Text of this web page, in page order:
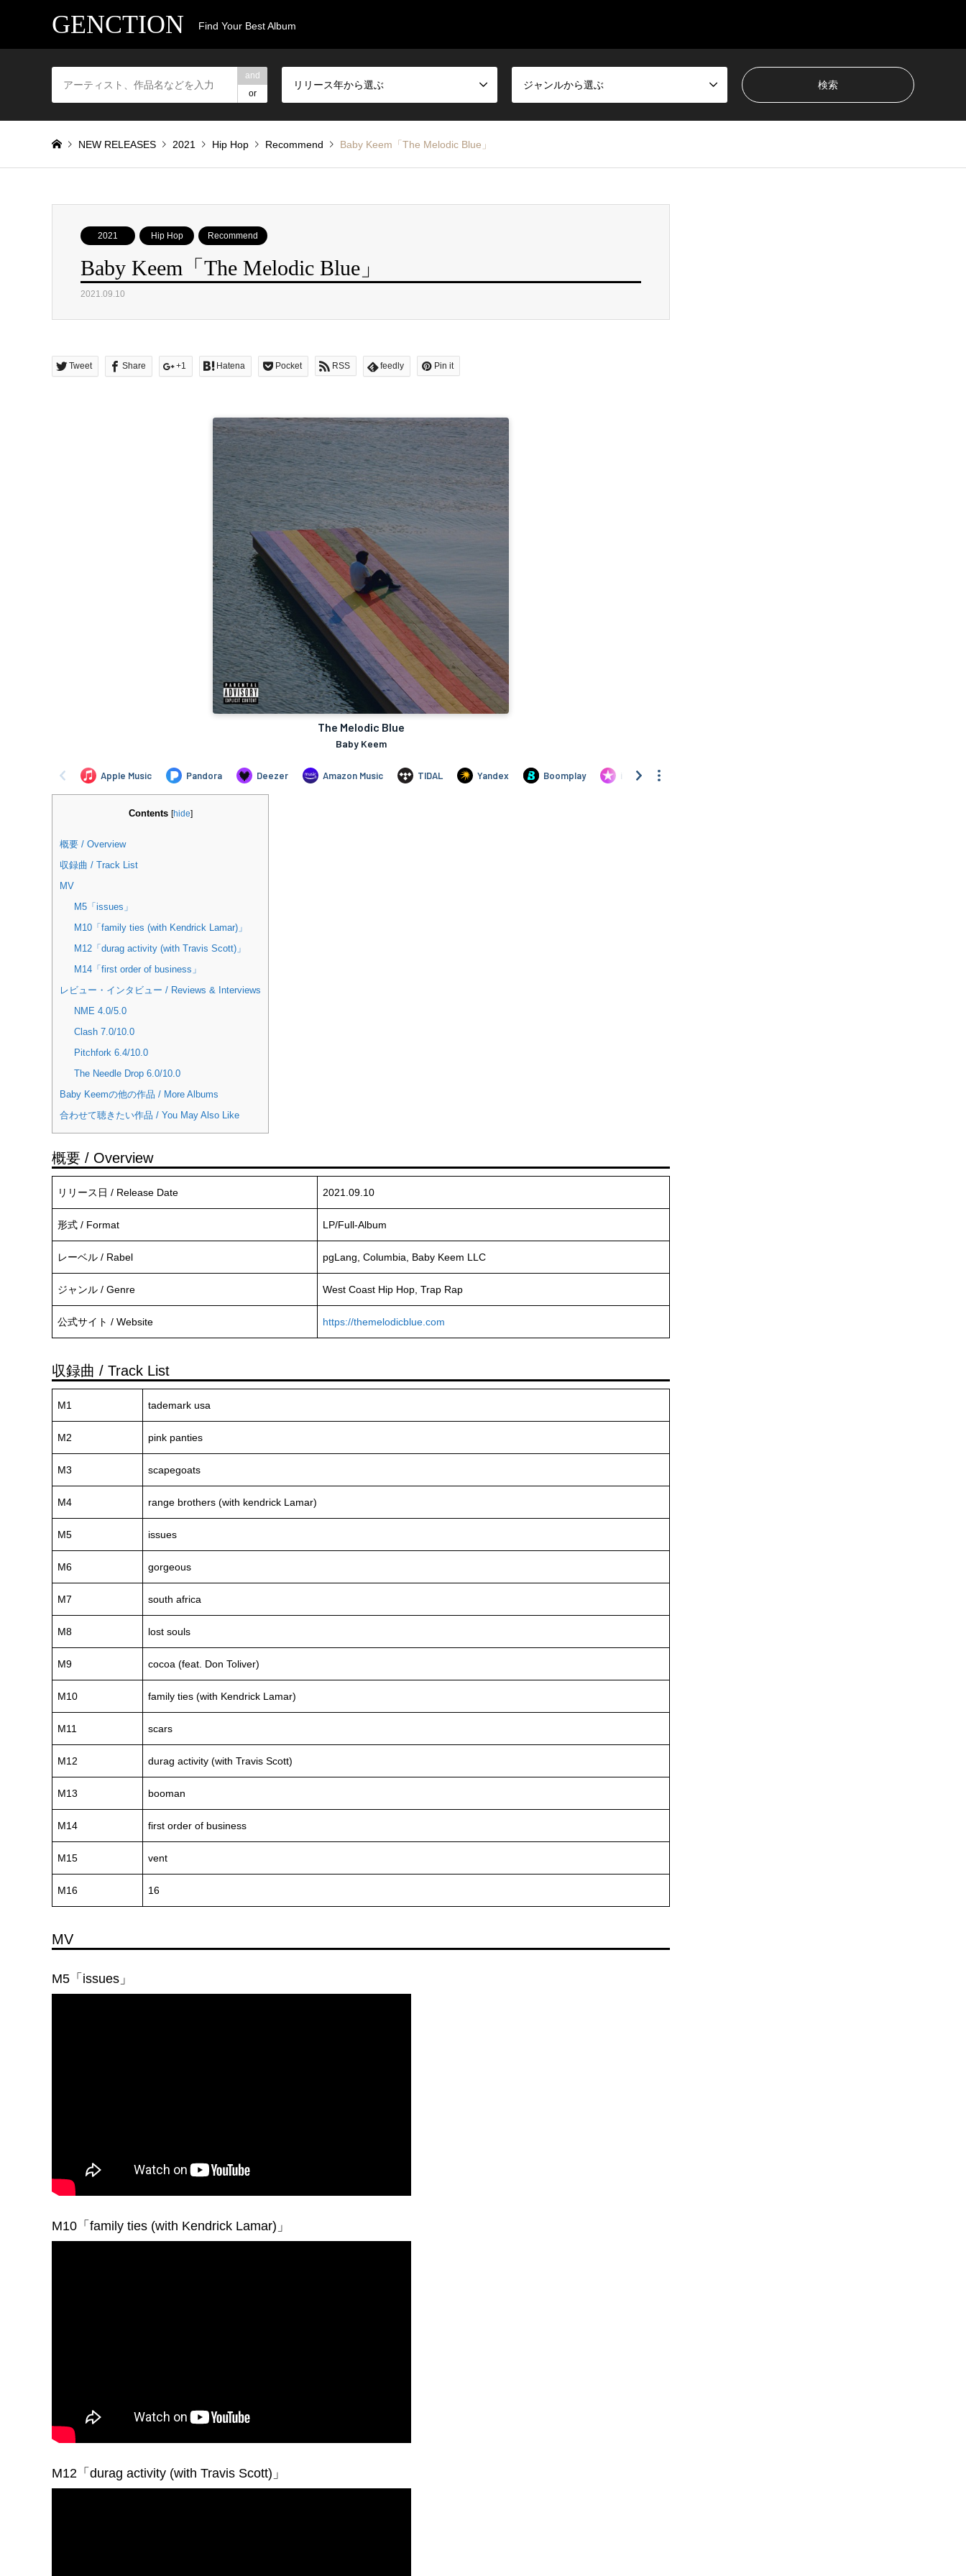
GENCTION Find Your Best Album
and
or
リリース年から選ぶ ジャンルから選ぶ
NEW RELEASES 2021 Hip Hop Recommend Baby Keem「The Melodic Blue」
2021 Hip Hop Recommend
Baby Keem「The Melodic Blue」
2021.09.10
Tweet Share +1 Hatena Pocket RSS feedly Pin it
Contents [hide]
概要 / Overview
収録曲 / Track List
MV
M5「issues」
M10「family ties (with Kendrick Lamar)」
M12「durag activity (with Travis Scott)」
M14「first order of business」
レビュー・インタビュー / Reviews & Interviews
NME 4.0/5.0
Clash 7.0/10.0
Pitchfork 6.4/10.0
The Needle Drop 6.0/10.0
Baby Keemの他の作品 / More Albums
合わせて聴きたい作品 / You May Also Like
概要 / Overview
リリース日 / Release Date 2021.09.10
形式 / Format LP/Full-Album
レーベル / Rabel pgLang, Columbia, Baby Keem LLC
ジャンル / Genre West Coast Hip Hop, Trap Rap
公式サイト / Website https://themelodicblue.com
収録曲 / Track List
M1 tademark usa
M2 pink panties
M3 scapegoats
M4 range brothers (with kendrick Lamar)
M5 issues
M6 gorgeous
M7 south africa
M8 lost souls
M9 cocoa (feat. Don Toliver)
M10 family ties (with Kendrick Lamar)
M11 scars
M12 durag activity (with Travis Scott)
M13 booman
M14 first order of business
M15 vent
M16 16
MV
M5「issues」
M10「 family ties (with Kendrick Lamar)」
M12「 durag activity (with Travis Scott)」